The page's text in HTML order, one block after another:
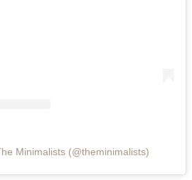
Minimalists (@theminimalists)